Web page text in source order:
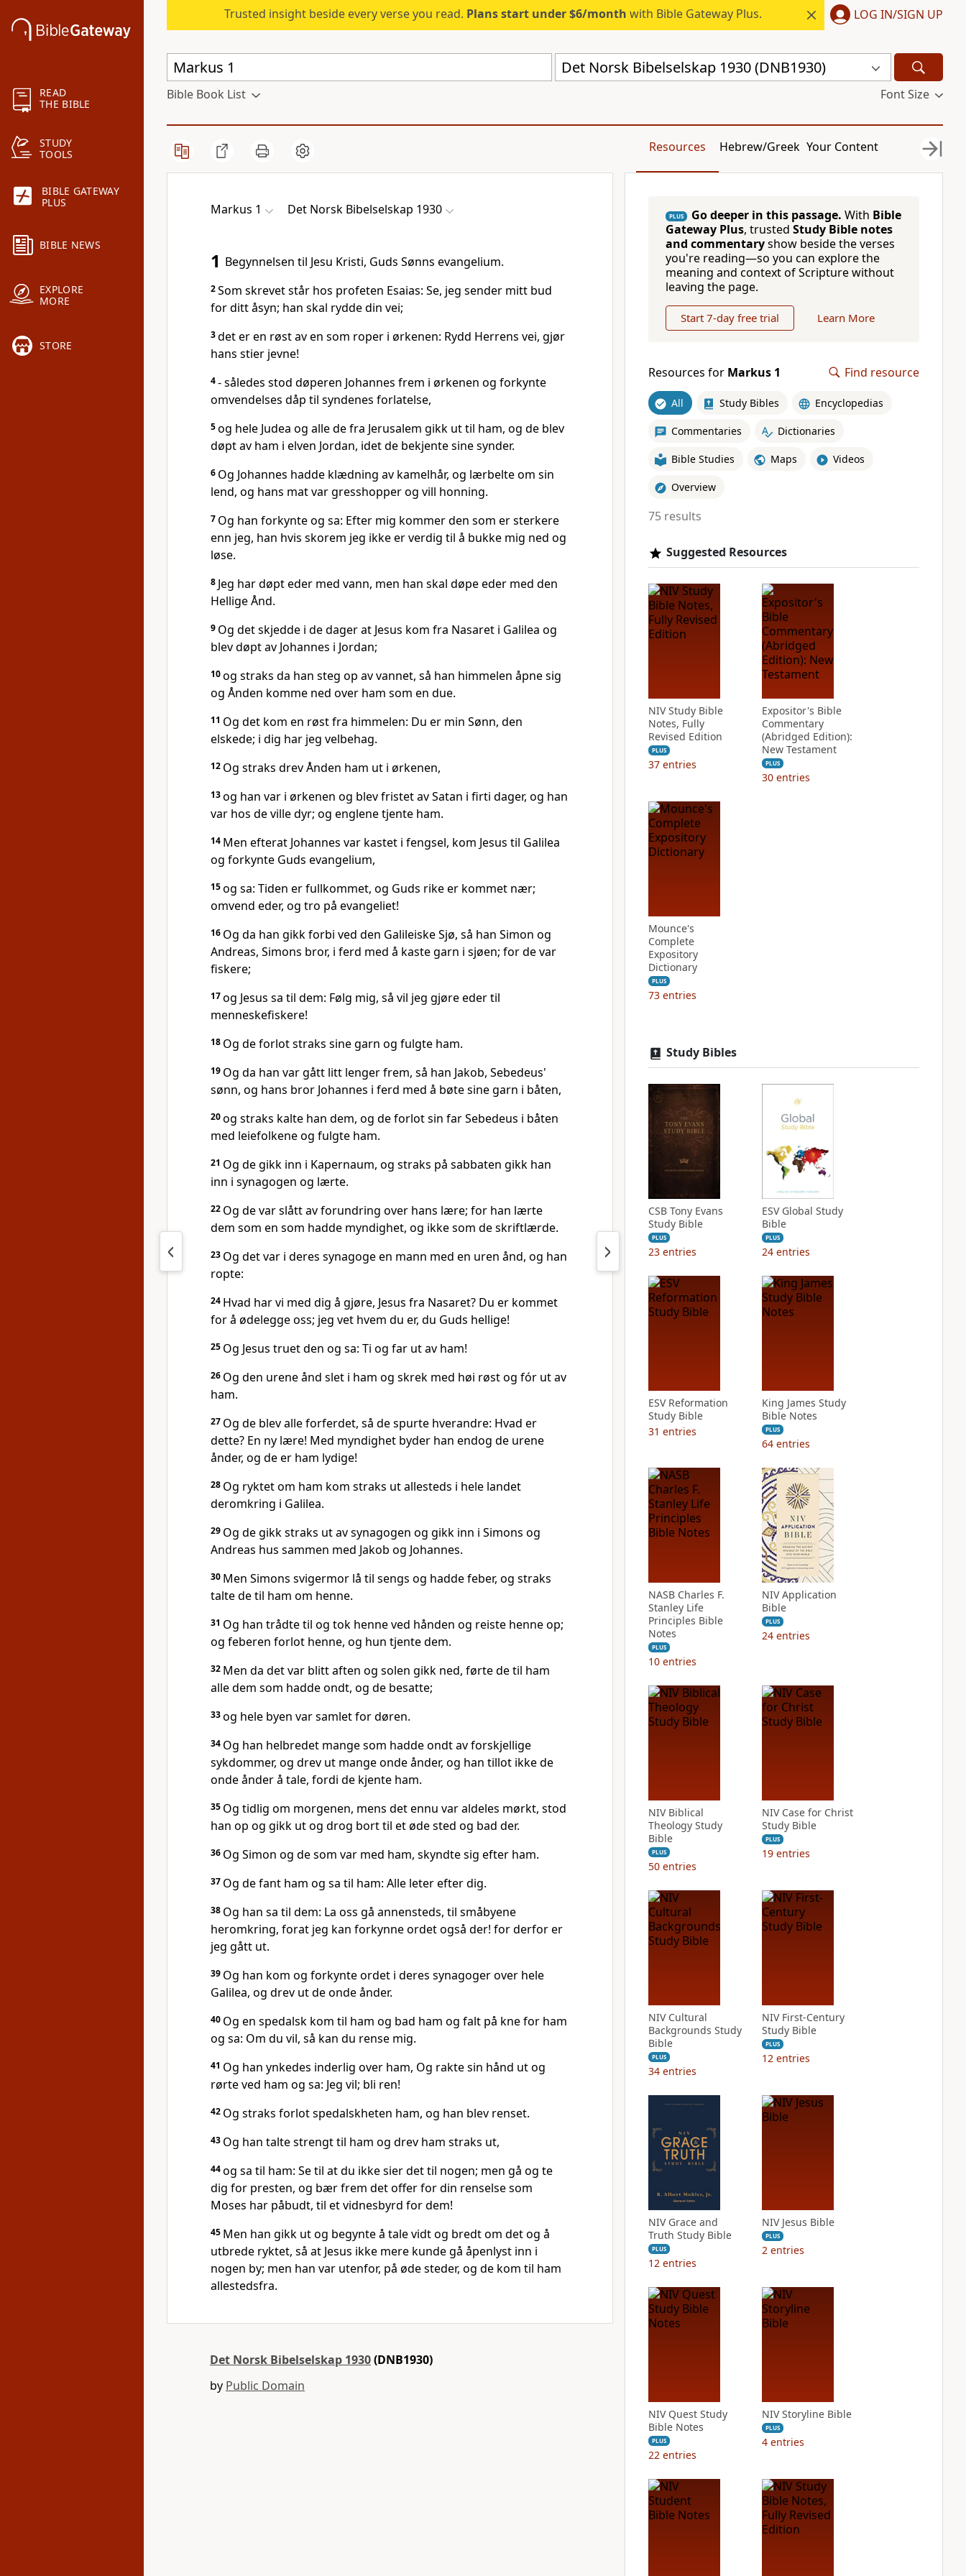
READ
THE BIBLE
STUDY
TOOLS
BIBLE GATEWAY
PLUS
BIBLE NEWS
EXPLORE
MORE
STORE
Trusted insight beside every verse you read. Plans start under $6/month with Bible Gateway Plus. LOG IN/SIGN UP
Det Norsk Bibelselskap 1930 (DNB1930)
Bible Book List Font Size
Resources Hebrew/Greek Your Content
Markus 1 Det Norsk Bibelselskap 1930
1 Begynnelsen til Jesu Kristi, Guds Sønns evangelium.
2Som skrevet står hos profeten Esaias: Se, jeg sender mitt bud
for ditt åsyn; han skal rydde din vei;
3det er en røst av en som roper i ørkenen: Rydd Herrens vei, gjør
hans stier jevne!
4- således stod døperen Johannes frem i ørkenen og forkynte
omvendelses dåp til syndenes forlatelse,
5og hele Judea og alle de fra Jerusalem gikk ut til ham, og de blev
døpt av ham i elven Jordan, idet de bekjente sine synder.
6 Og Johannes hadde klædning av kamelhår, og lærbelte om sin
lend, og hans mat var gresshopper og vill honning.
7 Og han forkynte og sa: Efter mig kommer den som er sterkere
enn jeg, han hvis skorem jeg ikke er verdig til å bukke mig ned og
løse.
8 Jeg har døpt eder med vann, men han skal døpe eder med den
Hellige Ånd.
9 Og det skjedde i de dager at Jesus kom fra Nasaret i Galilea og
blev døpt av Johannes i Jordan;
10og straks da han steg op av vannet, så han himmelen åpne sig
og Ånden komme ned over ham som en due.
11 Og det kom en røst fra himmelen: Du er min Sønn, den
elskede; i dig har jeg velbehag.
12 Og straks drev Ånden ham ut i ørkenen,
13og han var i ørkenen og blev fristet av Satan i firti dager, og han
var hos de ville dyr; og englene tjente ham.
14 Men efterat Johannes var kastet i fengsel, kom Jesus til Galilea
og forkynte Guds evangelium,
15og sa: Tiden er fullkommet, og Guds rike er kommet nær;
omvend eder, og tro på evangeliet!
16 Og da han gikk forbi ved den Galileiske Sjø, så han Simon og
Andreas, Simons bror, i ferd med å kaste garn i sjøen; for de var
fiskere;
17og Jesus sa til dem: Følg mig, så vil jeg gjøre eder til
menneskefiskere!
18 Og de forlot straks sine garn og fulgte ham.
19 Og da han var gått litt lenger frem, så han Jakob, Sebedeus'
sønn, og hans bror Johannes i ferd med å bøte sine garn i båten,
20og straks kalte han dem, og de forlot sin far Sebedeus i båten
med leiefolkene og fulgte ham.
21 Og de gikk inn i Kapernaum, og straks på sabbaten gikk han
inn i synagogen og lærte.
22 Og de var slått av forundring over hans lære; for han lærte
dem som en som hadde myndighet, og ikke som de skriftlærde.
23 Og det var i deres synagoge en mann med en uren ånd, og han
ropte:
24 Hvad har vi med dig å gjøre, Jesus fra Nasaret? Du er kommet
for å ødelegge oss; jeg vet hvem du er, du Guds hellige!
25 Og Jesus truet den og sa: Ti og far ut av ham!
26 Og den urene ånd slet i ham og skrek med høi røst og fór ut av
ham.
27 Og de blev alle forferdet, så de spurte hverandre: Hvad er
dette? En ny lære! Med myndighet byder han endog de urene
ånder, og de er ham lydige!
28 Og ryktet om ham kom straks ut allesteds i hele landet
deromkring i Galilea.
29 Og de gikk straks ut av synagogen og gikk inn i Simons og
Andreas hus sammen med Jakob og Johannes.
30 Men Simons svigermor lå til sengs og hadde feber, og straks
talte de til ham om henne.
31 Og han trådte til og tok henne ved hånden og reiste henne op;
og feberen forlot henne, og hun tjente dem.
32 Men da det var blitt aften og solen gikk ned, førte de til ham
alle dem som hadde ondt, og de besatte;
33og hele byen var samlet for døren.
34 Og han helbredet mange som hadde ondt av forskjellige
sykdommer, og drev ut mange onde ånder, og han tillot ikke de
onde ånder å tale, fordi de kjente ham.
35 Og tidlig om morgenen, mens det ennu var aldeles mørkt, stod
han op og gikk ut og drog bort til et øde sted og bad der.
36 Og Simon og de som var med ham, skyndte sig efter ham.
37 Og de fant ham og sa til ham: Alle leter efter dig.
38 Og han sa til dem: La oss gå annensteds, til småbyene
heromkring, forat jeg kan forkynne ordet også der! for derfor er
jeg gått ut.
39 Og han kom og forkynte ordet i deres synagoger over hele
Galilea, og drev ut de onde ånder.
40 Og en spedalsk kom til ham og bad ham og falt på kne for ham
og sa: Om du vil, så kan du rense mig.
41 Og han ynkedes inderlig over ham, Og rakte sin hånd ut og
rørte ved ham og sa: Jeg vil; bli ren!
42 Og straks forlot spedalskheten ham, og han blev renset.
43 Og han talte strengt til ham og drev ham straks ut,
44og sa til ham: Se til at du ikke sier det til nogen; men gå og te
dig for presten, og bær frem det offer for din renselse som
Moses har påbudt, til et vidnesbyrd for dem!
45 Men han gikk ut og begynte å tale vidt og bredt om det og å
utbrede ryktet, så at Jesus ikke mere kunde gå åpenlyst inn i
nogen by; men han var utenfor, på øde steder, og de kom til ham
allestedsfra.
Det Norsk Bibelselskap 1930(DNB1930)
by Public Domain
PLUS Go deeper in this passage. With Bible
Gateway Plus, trusted Study Bible notes
and commentaryshow beside the verses
you're reading—so you can explore the
meaning and context of Scripture without
leaving the page.
Start 7-day free trial Learn More
Resources for Markus 1 Find resource
All Study Bibles Encyclopedias
Commentaries Dictionaries
Bible Studies Maps Videos
Overview
75 results
Suggested Resources
NIV Study Bible
Notes, Fully
Revised Edition
PLUS
37 entries
Expositor's Bible
Commentary
(Abridged Edition):
New Testament
PLUS
30 entries
Mounce's
Complete
Expository
Dictionary
PLUS
73 entries
Study Bibles
CSB Tony Evans
Study Bible
PLUS
23 entries
ESV Global Study
Bible
PLUS
24 entries
ESV Reformation
Study Bible
31 entries
King James Study
Bible Notes
PLUS
64 entries
NASB Charles F.
Stanley Life
Principles Bible
Notes
PLUS
10 entries
NIV Application
Bible
PLUS
24 entries
NIV Biblical
Theology Study
Bible
PLUS
50 entries
NIV Case for Christ
Study Bible
PLUS
19 entries
NIV Cultural
Backgrounds Study
Bible
PLUS
34 entries
NIV First-Century
Study Bible
PLUS
12 entries
NIV Grace and
Truth Study Bible
PLUS
12 entries
NIV Jesus Bible
PLUS
2 entries
NIV Quest Study
Bible Notes
PLUS
22 entries
NIV Storyline Bible
PLUS
4 entries